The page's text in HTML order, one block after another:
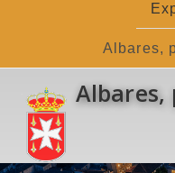
Albares,